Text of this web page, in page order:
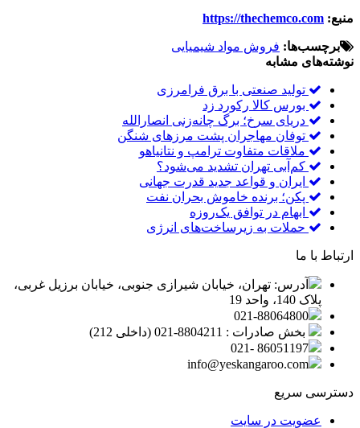
منبع: https://thechemco.com
برچسب‌ها: فروش مواد شیمیایی
نوشته‌های مشابه
تولید صنعتی با برق فرامرزی
بورس کالا رکورد زد
دریای سرخ؛ برگ چانه‌زنی انصارالله
توفان مهاجران پشت مرزهای شنگن
ملاقات متفاوت ترامپ و نتانیاهو
کم‌آبی تهران تشدید می‌شود؟
ایران و قواعد جدید قدرت جهانی
پکن؛ برنده خاموش بحران نفت
ابهام در توافق یک‌روزه
حملات به زیرساخت‌های انرژی
ارتباط با ما
آدرس: تهران، خیابان شیرازی جنوبی، خیابان برزیل غربی،
پلاک 140، واحد 19
021-88064800
بخش صادرات : 8804211-021 (داخلی 212)
86051197 -021
info@yeskangaroo.com
دسترسی سریع
عضویت در سایت